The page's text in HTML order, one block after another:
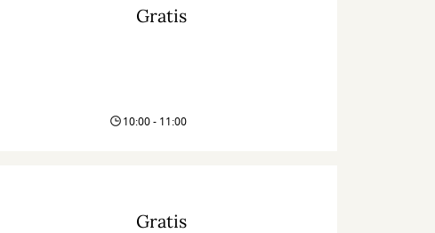
Gratis
10:00 - 11:00
Gratis